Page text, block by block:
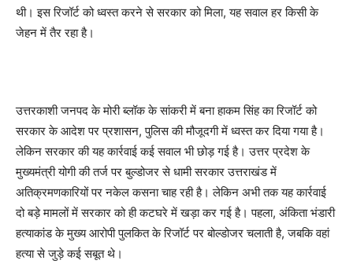
थी। इस रिजॉर्ट को ध्वस्त करने से सरकार को मिला, यह सवाल हर किसी के
जेहन में तैर रहा है।
उत्तरकाशी जनपद के मोरी ब्लॉक के सांकरी में बना हाकम सिंह का रिजॉर्ट को
सरकार के आदेश पर प्रशासन, पुलिस की मौजूदगी में ध्वस्त कर दिया गया है।
लेकिन सरकार की यह कार्रवाई कई सवाल भी छोड़ गई है। उत्तर प्रदेश के
मुख्यमंत्री योगी की तर्ज पर बुल्डोजर से धामी सरकार उत्तराखंड में
अतिक्रमणकारियों पर नकेल कसना चाह रही है। लेकिन अभी तक यह कार्रवाई
दो बड़े मामलों में सरकार को ही कटघरे में खड़ा कर गई है। पहला, अंकिता भंडारी
हत्याकांड के मुख्य आरोपी पुलकित के रिजॉर्ट पर बोल्डोजर चलाती है, जबकि वहां
हत्या से जुड़े कई सबूत थे।